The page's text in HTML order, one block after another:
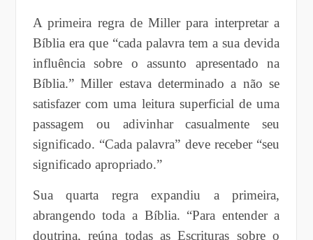
A primeira regra de Miller para interpretar a
Bíblia era que “cada palavra tem a sua devida
influência sobre o assunto apresentado na
Bíblia.” Miller estava determinado a não se
satisfazer com uma leitura superficial de uma
passagem ou adivinhar casualmente seu
significado. “Cada palavra” deve receber “seu
significado apropriado.”
Sua quarta regra expandiu a primeira,
abrangendo toda a Bíblia. “Para entender a
doutrina, reúna todas as Escrituras sobre o